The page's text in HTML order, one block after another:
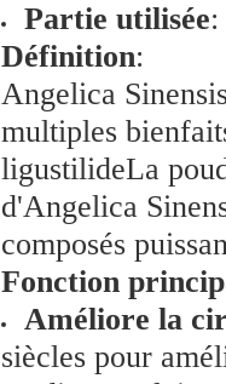
Partie utilisée
Définition:
Angelica
multiples
ligustilideLa
d'Angelica
composés
Fonction
Améliore la
siècles pour